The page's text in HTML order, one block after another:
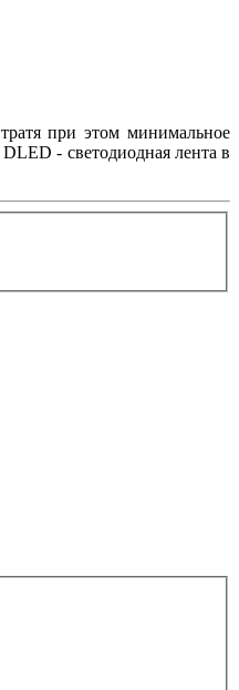
при этом минимальное
- cветодиодная лента в